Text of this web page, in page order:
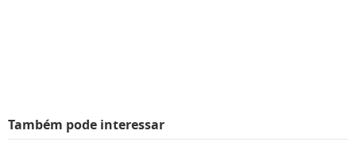
Também pode interessar